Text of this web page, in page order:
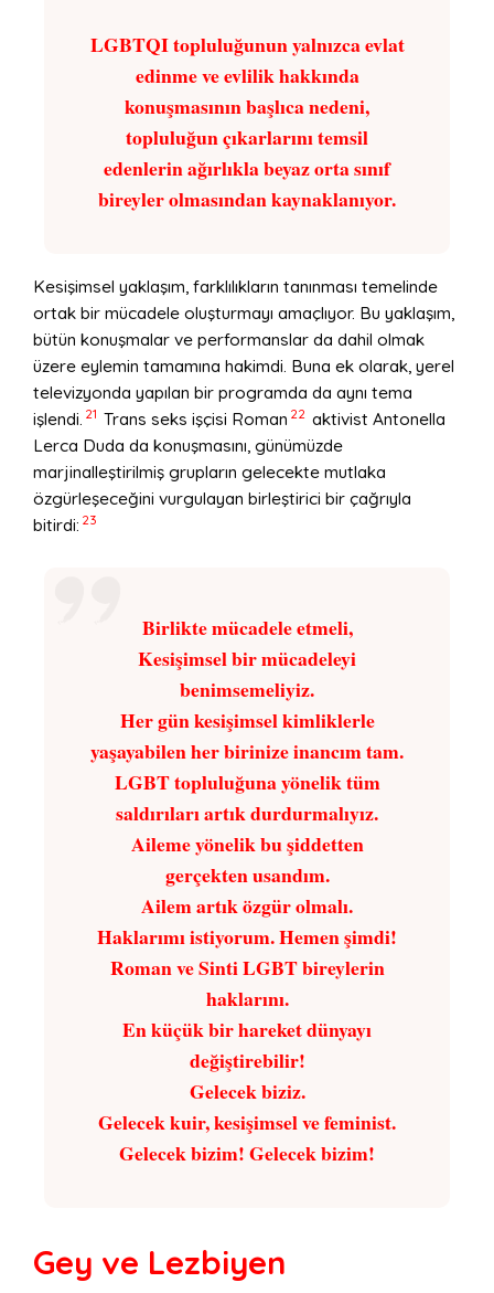
LGBTQI topluluğunun yalnızca evlat
edinme ve evlilik hakkında
konuşmasının başlıca nedeni,
topluluğun çıkarlarını temsil
edenlerin ağırlıkla beyaz orta sınıf
bireyler olmasından kaynaklanıyor.
Kesişimsel yaklaşım, farklılıkların tanınması temelinde
ortak bir mücadele oluşturmayı amaçlıyor. Bu yaklaşım,
bütün konuşmalar ve performanslar da dahil olmak
üzere eylemin tamamına hakimdi. Buna ek olarak, yerel
televizyonda yapılan bir programda da aynı tema
işlendi. 21 Trans seks işçisi Roman 22 aktivist Antonella
Lerca Duda da konuşmasını, günümüzde
marjinalleştirilmiş grupların gelecekte mutlaka
özgürleşeceğini vurgulayan birleştirici bir çağrıyla
bitirdi: 23
Birlikte mücadele etmeli,
Kesişimsel bir mücadeleyi
benimsemeliyiz.
Her gün kesişimsel kimliklerle
yaşayabilen her birinize inancım tam.
LGBT topluluğuna yönelik tüm
saldırıları artık durdurmalıyız.
Aileme yönelik bu şiddetten
gerçekten usandım.
Ailem artık özgür olmalı.
Haklarımı istiyorum. Hemen şimdi!
Roman ve Sinti LGBT bireylerin
haklarını.
En küçük bir hareket dünyayı
değiştirebilir!
Gelecek biziz.
Gelecek kuir, kesişimsel ve feminist.
Gelecek bizim! Gelecek bizim!
Gey ve Lezbiyen